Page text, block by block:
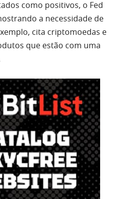
como positivos, o Fed
a necessidade de
cita criptomoedas e
que estão com uma